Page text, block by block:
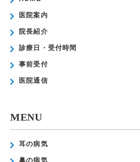
医院案内
院長紹介
診療日・受付時間
事前受付
医院通信
MENU
耳の病気
鼻の病気